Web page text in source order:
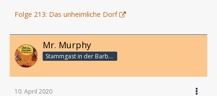
Folge 213: Das unheimliche Dorf
Mr. Murphy
Stammgast in der Barbarabar
10. April 2020